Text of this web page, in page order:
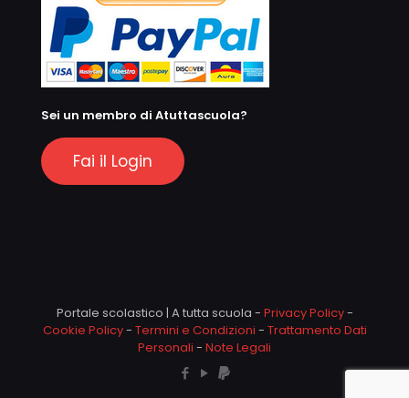
Sei un membro di Atuttascuola?
Fai il Login
Portale scolastico | A tutta scuola - Privacy Policy-
Cookie Policy- Termini e Condizioni - Trattamento Dati
Personali - Note Legali